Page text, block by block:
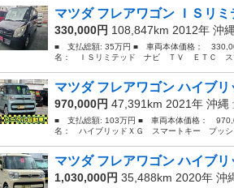
マツダ フレアワゴン ＩＳ
330,000円 108,847km 2012年 沖縄
■ 支払総額: 35万円 ■ 車両本体価格：
名： ＩＳリミテッド ナビ ＴＶ ＥＴＣ ス
マツダ フレアワゴン ハイブ
970,000円 47,391km 2021年 沖縄
■ 支払総額: 103万円 ■ 車両本体価格：
名： ハイブリッドＸＧ スマートキー プッ
マツダ フレアワゴン ハイブ
1,030,000円 35,488km 2020年 沖